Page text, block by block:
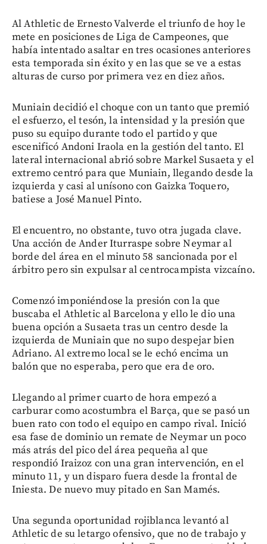
Al Athletic de Ernesto Valverde el triunfo de hoy le
mete en posiciones de Liga de Campeones, que
había intentado asaltar en tres ocasiones anteriores
esta temporada sin éxito y en las que se ve a estas
alturas de curso por primera vez en diez años.
Muniain decidió el choque con un tanto que premió
el esfuerzo, el tesón, la intensidad y la presión que
puso su equipo durante todo el partido y que
escenificó Andoni Iraola en la gestión del tanto. El
lateral internacional abrió sobre Markel Susaeta y el
extremo centró para que Muniain, llegando desde la
izquierda y casi al unísono con Gaizka Toquero,
batiese a José Manuel Pinto.
El encuentro, no obstante, tuvo otra jugada clave.
Una acción de Ander Iturraspe sobre Neymar al
borde del área en el minuto 58 sancionada por el
árbitro pero sin expulsar al centrocampista vizcaíno.
Comenzó imponiéndose la presión con la que
buscaba el Athletic al Barcelona y ello le dio una
buena opción a Susaeta tras un centro desde la
izquierda de Muniain que no supo despejar bien
Adriano. Al extremo local se le echó encima un
balón que no esperaba, pero que era de oro.
Llegando al primer cuarto de hora empezó a
carburar como acostumbra el Barça, que se pasó un
buen rato con todo el equipo en campo rival. Inició
esa fase de dominio un remate de Neymar un poco
más atrás del pico del área pequeña al que
respondió Iraizoz con una gran intervención, en el
minuto 11, y un disparo fuera desde la frontal de
Iniesta. De nuevo muy pitado en San Mamés.
Una segunda oportunidad rojiblanca levantó al
Athletic de su letargo ofensivo, que no de trabajo y